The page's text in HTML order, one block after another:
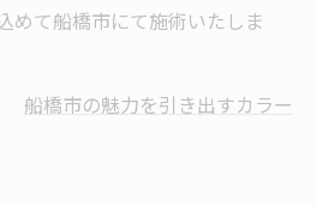
めて船橋市にて施術いたしま
船橋市の魅力を引き出すカラー